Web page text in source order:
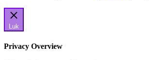
Luk
Privacy Overview